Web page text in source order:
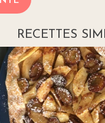
RECETTES